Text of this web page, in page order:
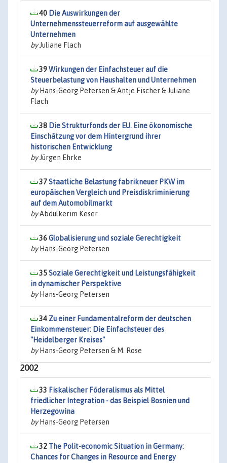
40 Die Auswirkungen der
Unternehmenssteuerreform auf ausgewählte
Unternehmen
byJuliane Flach
39Wirkungen der Einfachsteuer auf die
Steuerbelastung von Haushalten und Unternehmen
byHans-Georg Petersen & Antje Fischer & Juliane
Flach
38 Die Strukturfonds der EU. Eine ökonomische
Einschätzung vor dem Hintergrund ihrer
historischen Entwicklung
byJürgen Ehrke
37Staatliche Belastung fabrikneuer PKW im
europäischen Vergleich und Preisdiskriminierung
auf dem Automobilmarkt
byAbdulkerim Keser
36Globalisierung und soziale Gerechtigkeit
byHans-Georg Petersen
35Soziale Gerechtigkeit und Leistungsfähigkeit
in dynamischer Perspektive
byHans-Georg Petersen
34 Zu einer Fundamentalreform der deutschen
Einkommensteuer: Die Einfachsteuer des
"Heidelberger Kreises"
byHans-Georg Petersen & M. Rose
2002
33 Fiskalischer Föderalismus als Mittel
friedlicher Integration - das Beispiel Bosnien und
Herzegowina
byHans-Georg Petersen
32 The Polit-economic Situation in Germany:
Chances for Changes in Resource and Energy